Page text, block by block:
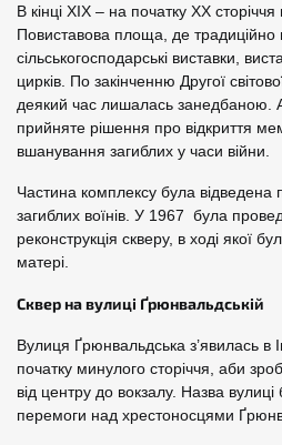
В кінці XIX – на початку XX
Повиставова площа, де традиційно
сільськогосподарські виставки,
цирків. По закінченню Другої
деякий час лишалась занедбаною.
прийняте рішення про відкриття
вшанування загиблих у часи війни.
Частина комплексу була відведена
загиблих воїнів. У 1967 була
реконструкція скверу, в ході якої
матері.
Сквер на вулиці Ґрюнвальдській
Вулиця Ґрюнвальдська з’явилась в
початку минулого сторіччя, аби
від центру до вокзалу. Назва
перемоги над хрестоносцями